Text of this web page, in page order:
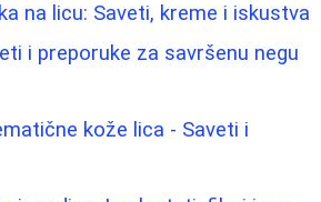
na licu: Saveti, kreme i iskustva
i preporuke za savršenu negu
kože lica - Saveti i